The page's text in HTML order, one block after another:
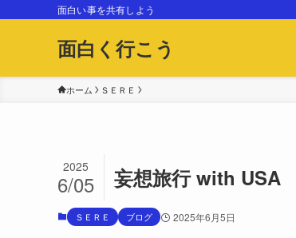
面白い事を共有しよう
面白く行こう
ホーム ＳＥＲＥ
妄想旅行 with USA
2025
6/05
ＳＥＲＥ ブログ 2025年6月5日